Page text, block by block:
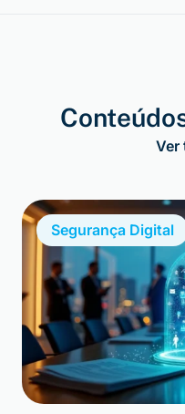
Ver
Segurança Digital